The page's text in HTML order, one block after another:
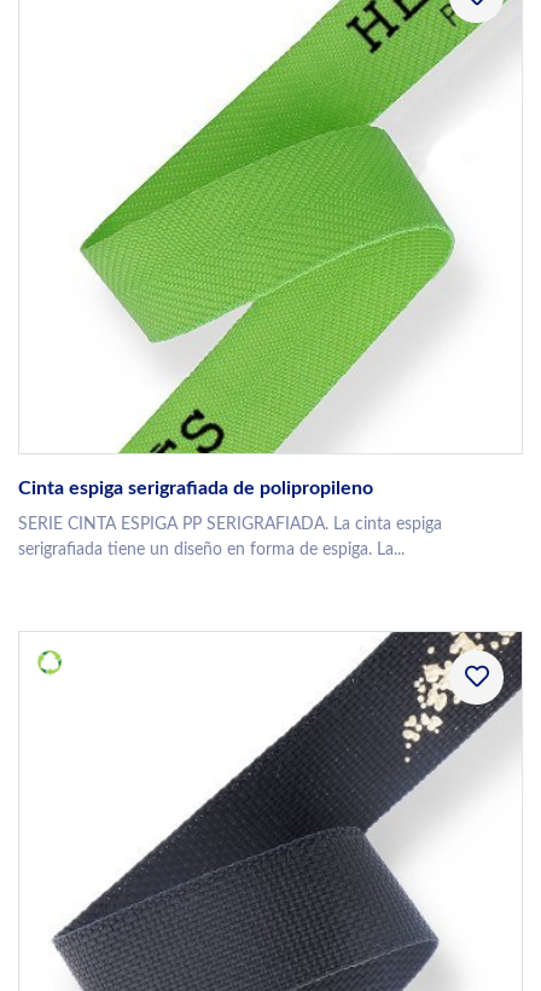
Cinta espiga serigrafiada de polipropileno
SERIE CINTA ESPIGA PP SERIGRAFIADA. La cinta espiga
serigrafiada tiene un diseño en forma de espiga. La...